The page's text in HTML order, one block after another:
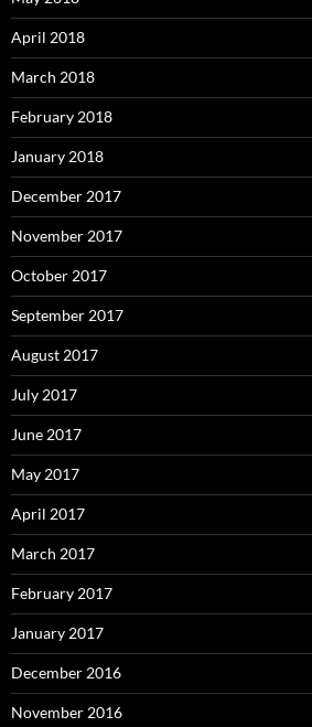
April 2018
March 2018
February 2018
January 2018
December 2017
November 2017
October 2017
September 2017
August 2017
July 2017
June 2017
May 2017
April 2017
March 2017
February 2017
January 2017
December 2016
November 2016